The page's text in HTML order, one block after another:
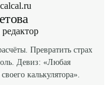
Превратить страх
Девиз: «Любая
калькулятора».